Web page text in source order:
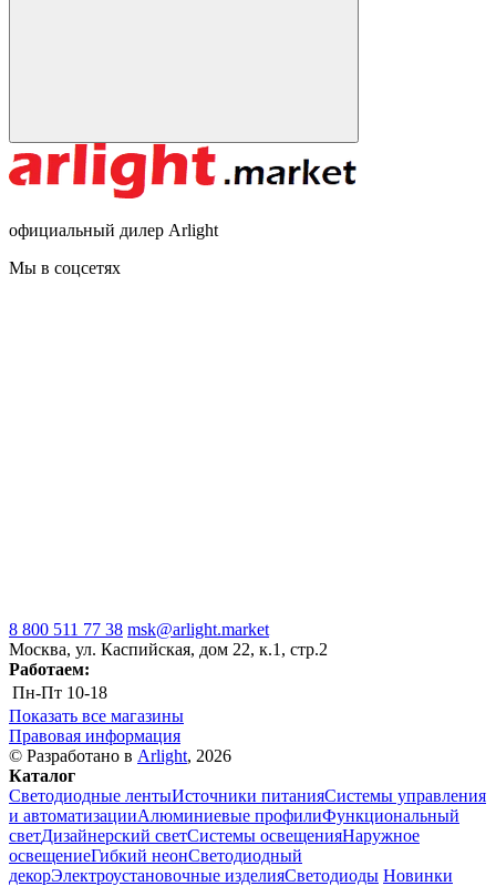
официальный дилер Arlight
Мы в соцсетях
8 800 511 77 38 msk@arlight.market
Москва, ул. Каспийская, дом 22, к.1, стр.2
Работаем:
Пн-Пт 10-18
Показать все магазины
Правовая информация
© Разработано в Arlight, 2026
Каталог
Светодиодные лентыИсточники питанияСистемы управления
и автоматизацииАлюминиевые профилиФункциональный
светДизайнерский светСистемы освещенияНаружное
освещениеГибкий неонСветодиодный
декорЭлектроустановочные изделияСветодиоды Новинки